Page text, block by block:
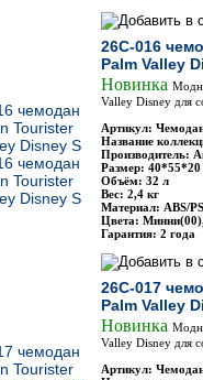
26C-016
Palm Valley
Новинка
Valley Disney для
Артикул:
Название
Производитель:
Размер: 40*55*20
Объём: 32 л
Вес: 2,4 кг
Материал: ABS/PS
Цвета:
Гарантия: 2 года
26C-017
Palm Valley
Новинка
Valley Disney для
Артикул: